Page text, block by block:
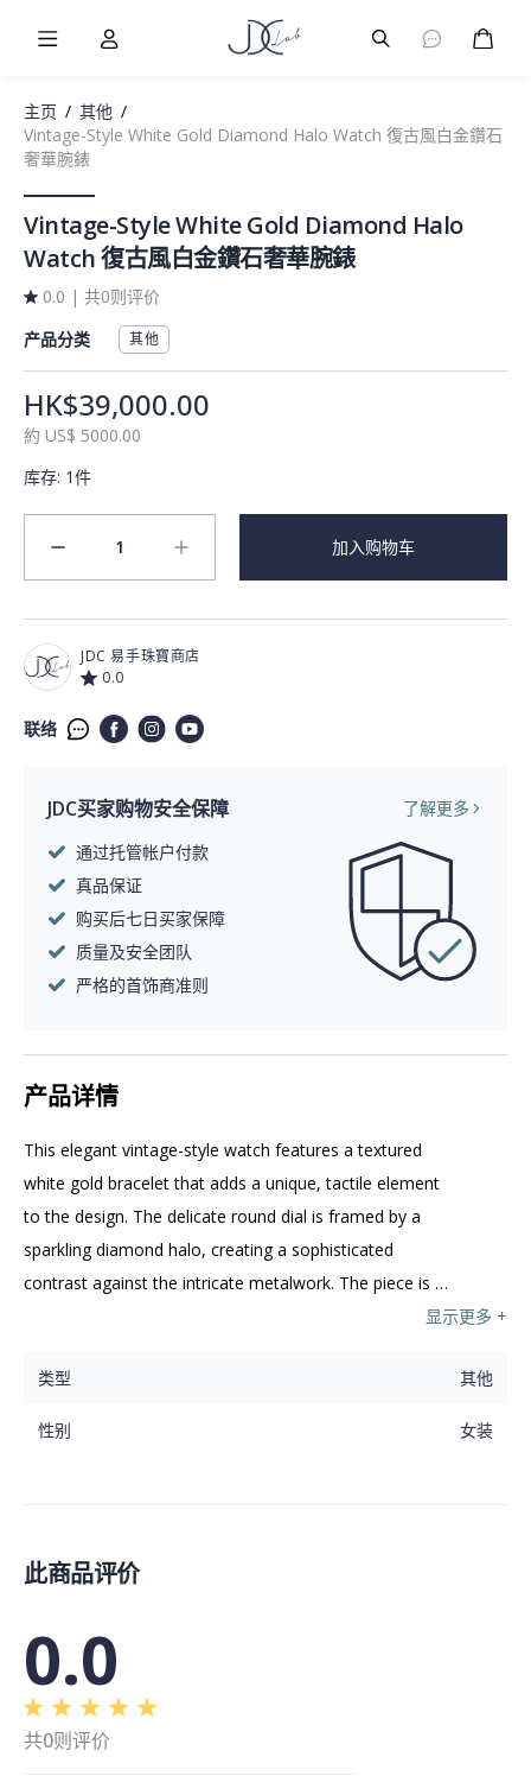
主页 / 其他 /
Vintage-Style White Gold Diamond Halo Watch 復古風白金鑽石
奢華腕錶
Vintage-Style White Gold Diamond Halo
Watch 復古風白金鑽石奢華腕錶
0.0 | 共0则评价
产品分类
其他
HK$39,000.00
約 US$ 5000.00
库存: 1件
minus 1 plus 加入购物车
JDC 易手珠寶商店
0.0
联络
JDC买家购物安全保障
了解更多
通过托管帐户付款
真品保证
购买后七日买家保障
质量及安全团队
严格的首饰商准则
产品详情
This elegant vintage-style watch features a textured
white gold bracelet that adds a unique, tactile element
to the design. The delicate round dial is framed by a
sparkling diamond halo, creating a sophisticated
contrast against the intricate metalwork. The piece is
finished with a classic crown, offering both functionality 显示更多 +
类型 其他
性别 女装
此商品评价
0.0
共0则评价
Burger Menu
User Burger Menu购物